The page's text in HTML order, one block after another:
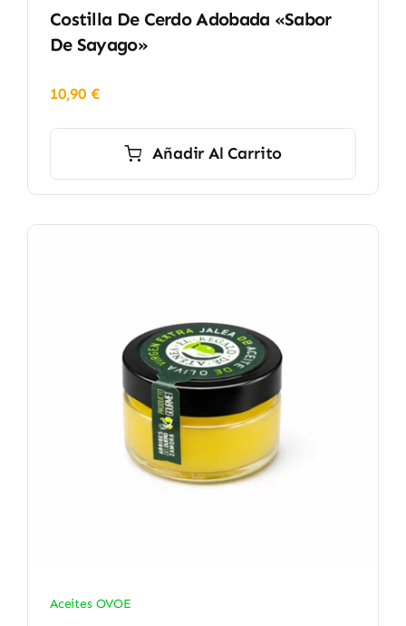
Costilla De Cerdo Adobada «Sabor
De Sayago»
10,90 €
Añadir Al Carrito
Aceites OVOE